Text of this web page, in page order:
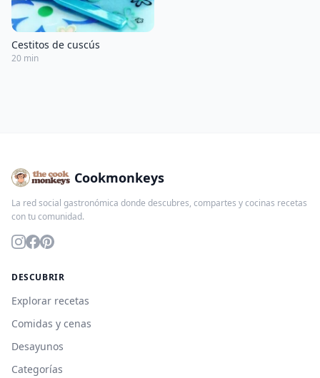
Cestitos de cuscús
20 min
Cookmonkeys
La red social gastronómica donde descubres, compartes y cocinas recetas
con tu comunidad.
DESCUBRIR
Explorar recetas
Comidas y cenas
Desayunos
Categorías